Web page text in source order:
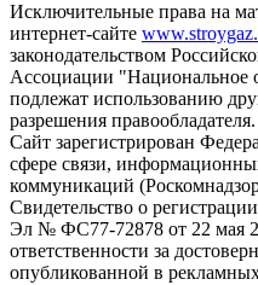
Исключительные права на
интернет-сайте
законодательством
Ассоциации "Национальное
подлежат использованию
разрешения правообладателя.
Сайт зарегистрирован
сфере связи,
коммуникаций
Свидетельство о
Эл № ФС77-72878 от 22 мая
ответственности за
опубликованной в